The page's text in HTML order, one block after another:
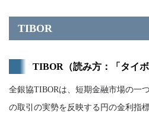
TIBOR
TIBOR（読み方：「タイ
全銀協TIBORは、短期金融市場の一
の取引の実勢を反映する円の金利指